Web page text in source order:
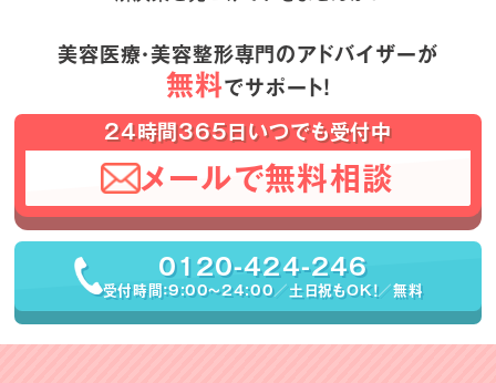
美容医療・美容整形専門のアドバイザーが
無料でサポート！
24時間365日いつでも受付中
メールで無料相談
0120-424-246
受付時間：9:00〜24:00／土日祝もOK！／無料